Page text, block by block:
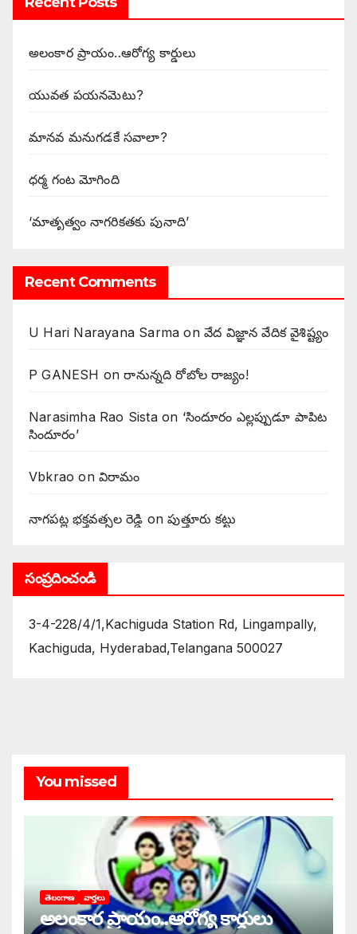
అలంకార ప్రాయం..ఆరోగ్య కార్డులు
యువత పయనమెటు?
మానవ మనుగడకే సవాలా?
ధర్మ గంట మోగింది
‘మాతృత్వం నాగరికతకు పునాది’
Recent Comments
U Hari Narayana Sarma onవేద విజ్ఞాన వేదిక వైశిష్ట్యం
P GANESH on‌రానున్నది రోబోల రాజ్యం!
Narasimha Rao Sistaon ‘సిందూరం ఎల్లప్పుడూ పాపిట
సిందూరం’
Vbkrao onవిరామం
నాగపట్ల భక్తవత్సల రెడ్డి onపుత్తూరు కట్టు
సంప్రదించండి
3-4-228/4/1,Kachiguda Station Rd, Lingampally,
Kachiguda, Hyderabad,Telangana 500027
You missed
తెలంగాణ వార్తలు
అలంకార ప్రాయం..ఆరోగ్య కార్డులు